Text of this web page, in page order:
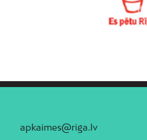
apkaimes@riga.lv